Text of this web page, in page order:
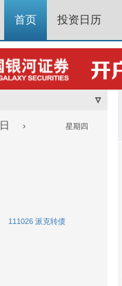
首页 投资日历
▿
› 星期四
111026 派克转债